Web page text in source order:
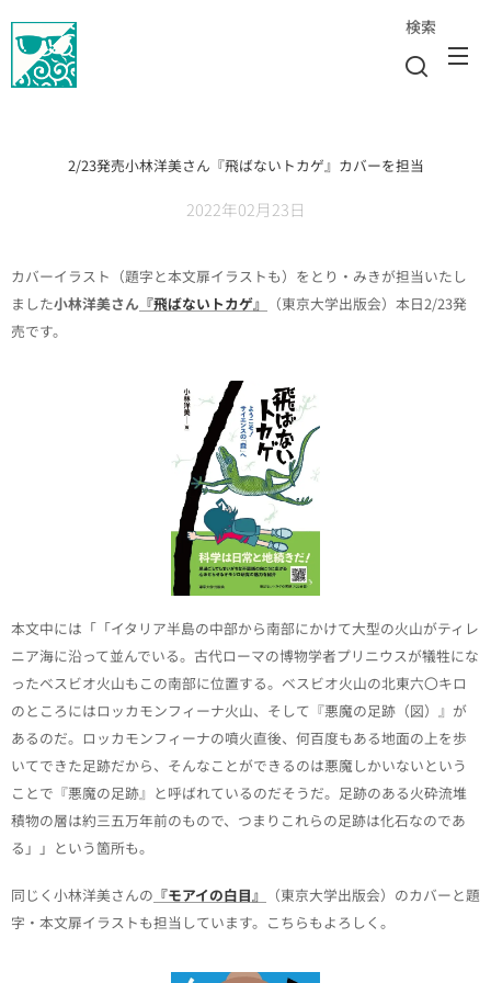
検索
2/23発売小林洋美さん『飛ばないトカゲ』カバーを担当
2022年02月23日
カバーイラスト（題字と本文扉イラストも）をとり・みきが担当いたし
ました小林洋美さん 『飛ばないトカゲ』
（東京大学出版会）本日2/23発
売です。
本文中には「「イタリア半島の中部から南部にかけて大型の火山がティレ
ニア海に沿って並んでいる。古代ローマの博物学者プリニウスが犠牲にな
ったベスビオ火山もこの南部に位置する。ベスビオ火山の北東六〇キロ
のところにはロッカモンフィーナ火山、そして『悪魔の足跡（図）』が
あるのだ。ロッカモンフィーナの噴火直後、何百度もある地面の上を歩
いてできた足跡だから、そんなことができるのは悪魔しかいないという
ことで『悪魔の足跡』と呼ばれているのだそうだ。足跡のある火砕流堆
積物の層は約三五万年前のもので、つまりこれらの足跡は化石なのであ
る」」という箇所も。
同じく小林洋美さんの 『モアイの白目』
（東京大学出版会）のカバーと題
字・本文扉イラストも担当しています。こちらもよろしく。